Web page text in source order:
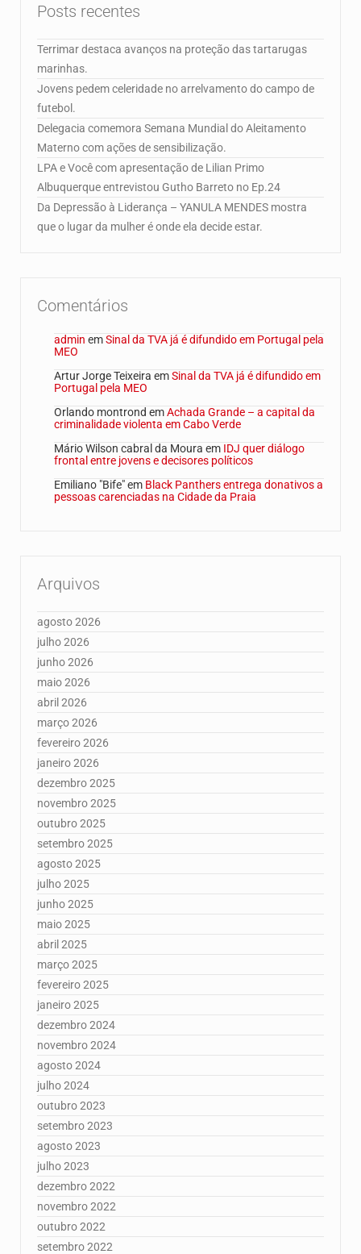
Posts recentes
Terrimar destaca avanços na proteção das tartarugas
marinhas.
Jovens pedem celeridade no arrelvamento do campo de
futebol.
Delegacia comemora Semana Mundial do Aleitamento
Materno com ações de sensibilização.
LPA e Você com apresentação de Lilian Primo
Albuquerque entrevistou Gutho Barreto no Ep.24
Da Depressão à Liderança – YANULA MENDES mostra
que o lugar da mulher é onde ela decide estar.
Comentários
admin emSinal da TVA já é difundido em Portugal pela
MEO
Artur Jorge Teixeira emSinal da TVA já é difundido em
Portugal pela MEO
Orlando montrond emAchada Grande – a capital da
criminalidade violenta em Cabo Verde
Mário Wilson cabral da Moura em IDJ quer diálogo
frontal entre jovens e decisores políticos
Emiliano "Bife"em Black Panthers entrega donativos a
pessoas carenciadas na Cidade da Praia
Arquivos
agosto 2026
julho 2026
junho 2026
maio 2026
abril 2026
março 2026
fevereiro 2026
janeiro 2026
dezembro 2025
novembro 2025
outubro 2025
setembro 2025
agosto 2025
julho 2025
junho 2025
maio 2025
abril 2025
março 2025
fevereiro 2025
janeiro 2025
dezembro 2024
novembro 2024
agosto 2024
julho 2024
outubro 2023
setembro 2023
agosto 2023
julho 2023
dezembro 2022
novembro 2022
outubro 2022
setembro 2022